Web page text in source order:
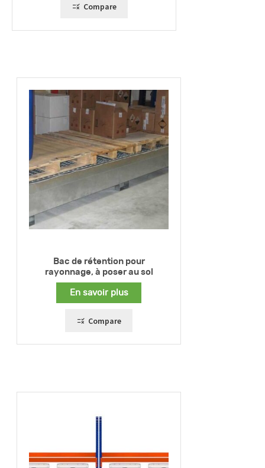
Compare
Bac de rétention pour
rayonnage, à poser au sol
En savoir plus
Compare